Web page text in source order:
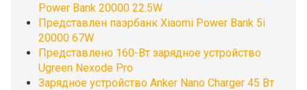
Power Bank 20000 22.5W
Представлен паэрбанк Xiaomi Power Bank 5i
20000 67W
Представлено 160-Вт зарядное устройство
Ugreen Nexode Pro
Зарядное устройство Anker Nano Charger 45 Вт